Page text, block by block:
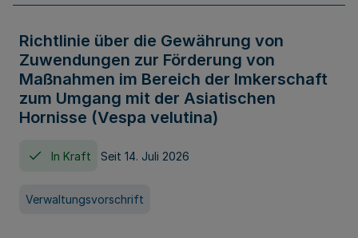
Richtlinie über die Gewährung von
Zuwendungen zur Förderung von
Maßnahmen im Bereich der Imkerschaft
zum Umgang mit der Asiatischen
Hornisse (Vespa velutina)
In Kraft Seit 14. Juli 2026
Verwaltungsvorschrift